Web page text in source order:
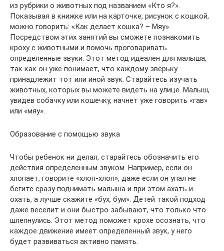
из рубрики о животных под названием «Кто я?».
Показывая в книжке или на карточке, рисунок с кошкой,
можно говорить: «Как делает кошка? – Мяу».
Посредством этих занятий вы сможете познакомить
кроху с животными и помочь проговаривать
определенные звуки. Этот метод идеален для малыша,
так как он уже понимает, что каждому зверьку
принадлежит тот или иной звук. Старайтесь изучать
животных, которых вы можете видеть на улице. Малыш,
увидев собачку или кошечку, начнет уже говорить «гав»
или «мяу».
Образование с помощью звука
Чтобы ребенок ни делал, старайтесь обозначить его
действия определенным звуком. Например, если он
хлопает, говорите «хлоп-хлоп», даже если он упал не
бегите сразу поднимать малыша и при этом ахать и
охать, а лучше скажите «бух, бум». Детей такой подход
даже веселит и они быстро забывают, что только что
шлепнулись. Этот метод поможет крохе осознать, что
каждое движение имеет определенный звук, у него
будет развиваться активно память.